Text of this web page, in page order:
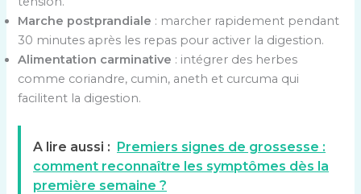
Marche postprandiale : marcher rapidement pendant
30 minutes après les repas pour activer la digestion.
Alimentation carminative : intégrer des herbes
comme coriandre, cumin, aneth et curcuma qui
facilitent la digestion.
A lire aussi : Premiers signes de grossesse :
comment reconnaître les symptômes dès la
première semaine ?